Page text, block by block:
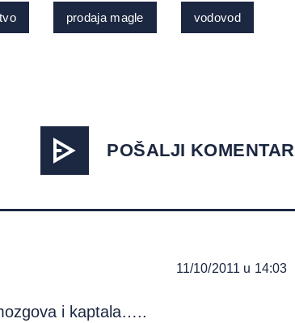
prodaja magle vodovod
POŠALJI KOMENTAR
11/10/2011 u 14:03
i kaptala…..